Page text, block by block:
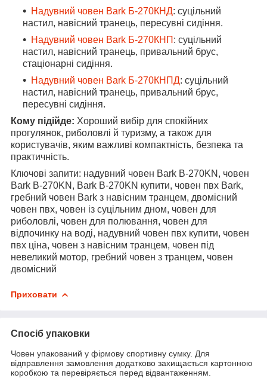
Надувний човен Bark Б-270КНД: суцільний
настил, навісний транець, пересувні сидіння.
Надувний човен Bark Б-270КНП : суцільний
настил, навісний транець, привальний брус,
стаціонарні сидіння.
Надувний човен Bark Б-270КНПД: суцільний
настил, навісний транець, привальний брус,
пересувні сидіння.
Кому підійде: Хороший вибір для спокійних
прогулянок, риболовлі й туризму, а також для
користувачів, яким важливі компактність, безпека та
практичність.
Ключові запити: надувний човен Bark B-270KN, човен
Bark B-270KN, Bark B-270KN купити, човен пвх Bark,
гребний човен Bark з навісним транцем, двомісний
човен пвх, човен із суцільним дном, човен для
риболовлі, човен для полювання, човен для
відпочинку на воді, надувний човен пвх купити, човен
пвх ціна, човен з навісним транцем, човен під
невеликий мотор, гребний човен з транцем, човен
двомісний
Приховати
Спосіб упаковки
Човен упакований у фірмову спортивну сумку. Для
відправлення замовлення додатково захищається картонною
коробкою та перевіряється перед відвантаженням.